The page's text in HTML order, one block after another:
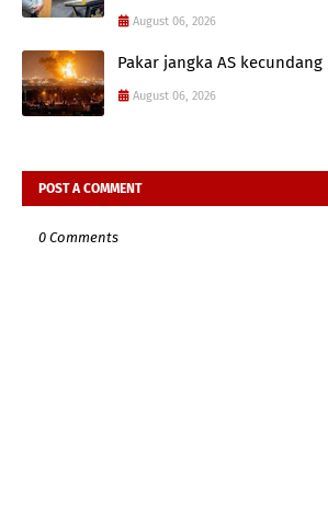
August 06, 2026
Pakar jangka AS
August 06, 2026
POST A COMMENT
0 Comments